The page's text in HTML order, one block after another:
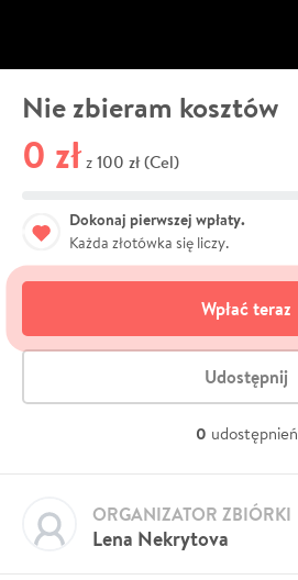
Nie zbieram kosztów
0 zł z 100 zł (Cel)
Dokonaj pierwszej wpłaty.
Każda złotówka się liczy.
Wpłać teraz
Udostępnij
0 udostępnień
Lena Nekrytova
ORGANIZATOR ZBIÓRKI